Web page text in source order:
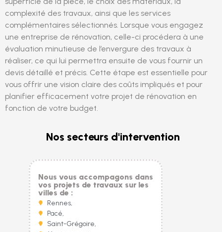
complexité des travaux, ainsi que les services
complémentaires sélectionnés. Lorsque vous engagez
une entreprise de rénovation, celle-ci procédera à une
évaluation minutieuse de l’envergure des travaux à
réaliser, ce qui lui permettra ensuite de vous fournir un
devis détaillé et précis. Cette étape est essentielle pour
vous offrir une vision claire des coûts impliqués et pour
planifier efficacement votre projet de rénovation en
fonction de votre budget.
Nos secteurs d'intervention
Nous vous accompagons dans
vos projets de travaux sur les
villes de :
Rennes,
Pacé,
Saint-Grégoire,